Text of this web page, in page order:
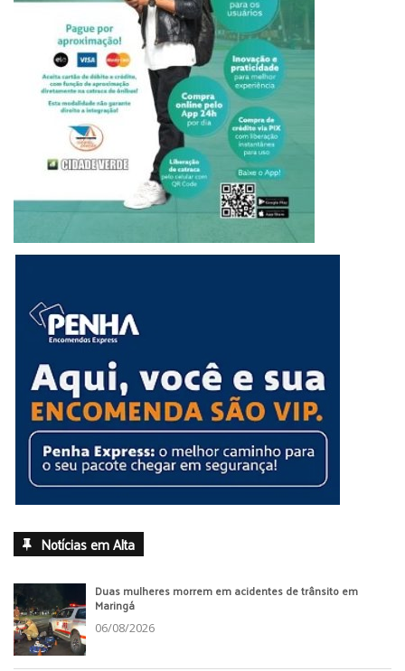
Notícias em Alta
Duas mulheres morrem em acidentes de trânsito em
Maringá
06/08/2026